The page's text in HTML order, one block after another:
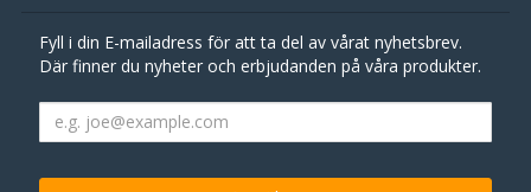
Fyll i din E-mailadress för att ta del av vårat nyhetsbrev.
Där finner du nyheter och erbjudanden på våra produkter.